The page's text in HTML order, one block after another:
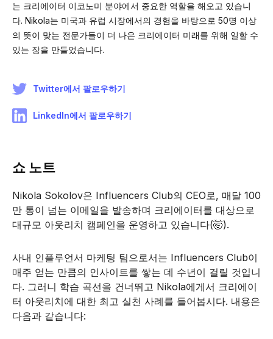
는 크리에이터 이코노미 분야에서 중요한 역할을 해오고 있습니
다. Nikola는 미국과 유럽 시장에서의 경험을 바탕으로 50명 이상
의 뜻이 맞는 전문가들이 더 나은 크리에이터 미래를 위해 일할 수
있는 장을 만들었습니다.
Twitter에서 팔로우하기
LinkedIn에서 팔로우하기
쇼 노트
Nikola Sokolov은 Influencers Club의 CEO로, 매달 100
만 통이 넘는 이메일을 발송하며 크리에이터를 대상으로
대규모 아웃리치 캠페인을 운영하고 있습니다(🤯).
사내 인플루언서 마케팅 팀으로서는 Influencers Club이
매주 얻는 만큼의 인사이트를 쌓는 데 수년이 걸릴 것입니
다. 그러니 학습 곡선을 건너뛰고 Nikola에게서 크리에이
터 아웃리치에 대한 최고 실천 사례를 들어봅시다. 내용은
다음과 같습니다: